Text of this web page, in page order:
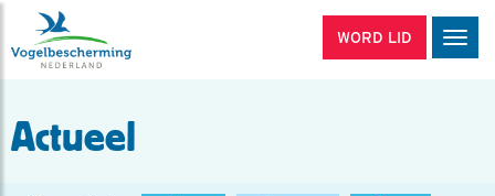
WORD LID
Actueel